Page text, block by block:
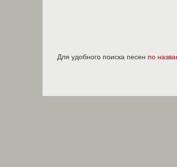
Для удобного поиска песен по